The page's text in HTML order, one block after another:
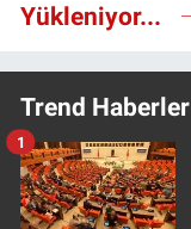
Yükleniyor...
Trend Haberler
1